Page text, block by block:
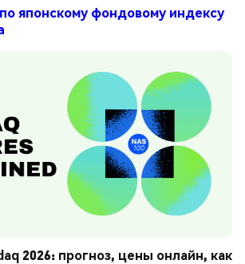
японскому фондовому индексу
2026: прогноз, цены онлайн, как